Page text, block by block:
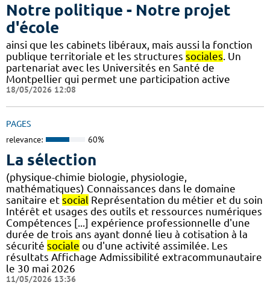
Notre politique - Notre projet
d'école
ainsi que les cabinets libéraux, mais aussi la fonction
publique territoriale et les structures sociales. Un
partenariat avec les Universités en Santé de
Montpellier qui permet une participation active
18/05/2026 12:08
PAGES
relevance: 60%
La sélection
(physique-chimie biologie, physiologie,
mathématiques) Connaissances dans le domaine
sanitaire et social Représentation du métier et du soin
Intérêt et usages des outils et ressources numériques
Compétences [...] expérience professionnelle d'une
durée de trois ans ayant donné lieu à cotisation à la
sécurité sociale ou d'une activité assimilée. Les
résultats Affichage Admissibilité extracommunautaire
le 30 mai 2026
11/05/2026 13:36